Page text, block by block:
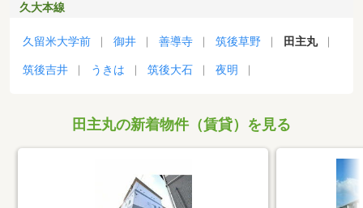
久大本線
久留米大学前 御井 善導寺 筑後草野 田主丸
筑後吉井 うきは 筑後大石 夜明
田主丸の新着物件（賃貸）を見る